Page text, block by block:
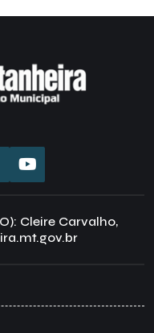
Cleire Carvalho,